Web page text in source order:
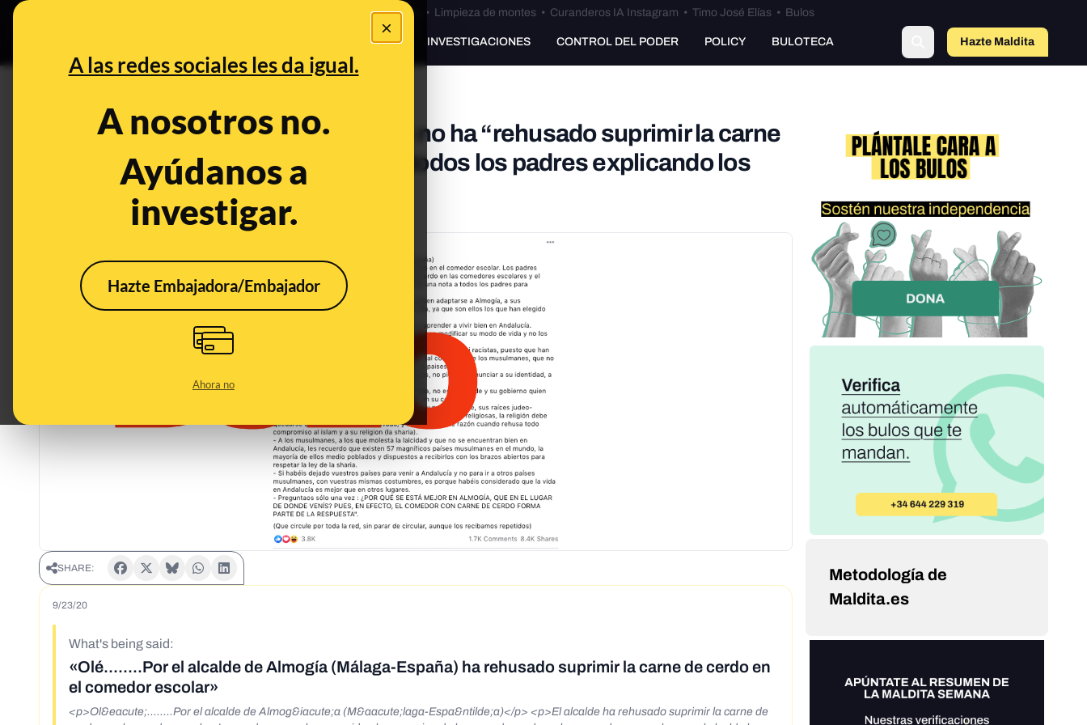
×
A las redes sociales les da igual.
A nosotros no.
Ayúdanos a
investigar.
Hazte Embajadora/Embajador
Ahora no
Bulos Ceuta • Limpieza de montes• Curanderos IA Instagram • Timo José Elías• Bulos
PREBUNKING INVESTIGACIONES CONTROL DEL PODER POLICY BULOTECA Hazte Maldito
a
No, el alcalde de Almogía (Málaga) no ha “rehusado suprimir la carne
de cerdo” ni ha escrito una carta a todos los padres explicando los
motivos
Sep 24, 2020, 6:03:00 AM
SHARE:
9/23/20
What's being said:
«Olé........Por el alcalde de Almogía (Málaga-España) ha rehusado suprimir la carne de cerdo en
el comedor escolar»
<p>Ol&eacute;........Por el alcalde de Almog&iacute;a (M&aacute;laga-Espa&ntilde;a)</p> <p>El alcalde ha rehusado suprimir la carne de
Metodología de
Maldita.es